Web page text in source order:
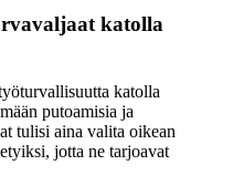
katolla
katolla
putoamisia ja
tulisi aina valita oikean
jotta ne tarjoavat